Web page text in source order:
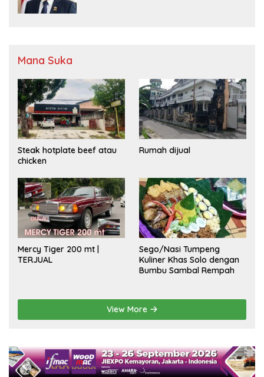
Mana Suka
Steak hotplate beef atau
chicken
Rumah dijual
Mercy Tiger 200 mt |
TERJUAL
Sego/Nasi Tumpeng
Kuliner Khas Solo dengan
Bumbu Sambal Rempah
View More